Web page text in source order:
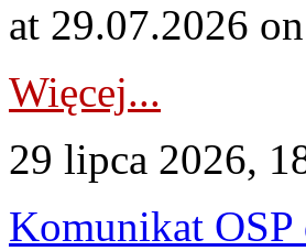
at 29.07.2026
Więcej...
29 lipca 2026,
Komunikat OSP